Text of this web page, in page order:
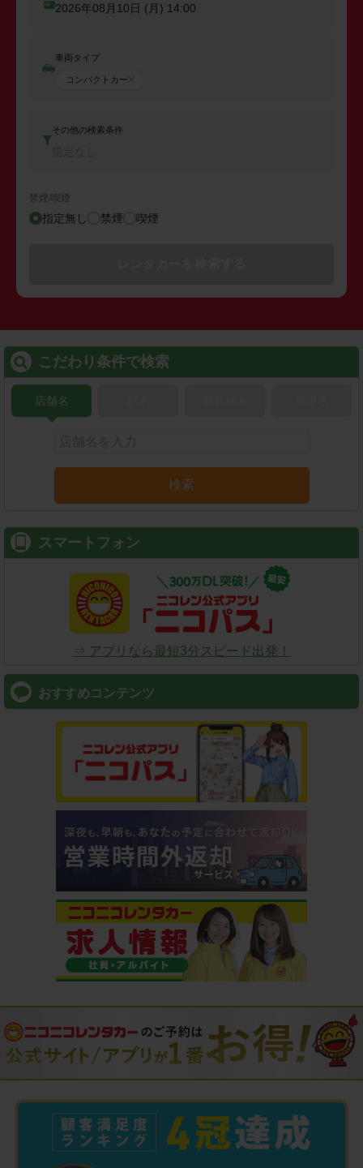
2026年08月10日 (月) 14:00
車両タイプ
コンパクトカー
その他の検索条件
禁煙/喫煙
指定無し 禁煙 喫煙
こだわり条件で検索
店舗名
検索
スマートフォン
⇒ アプリなら最短3分スピード出発！
おすすめコンテンツ